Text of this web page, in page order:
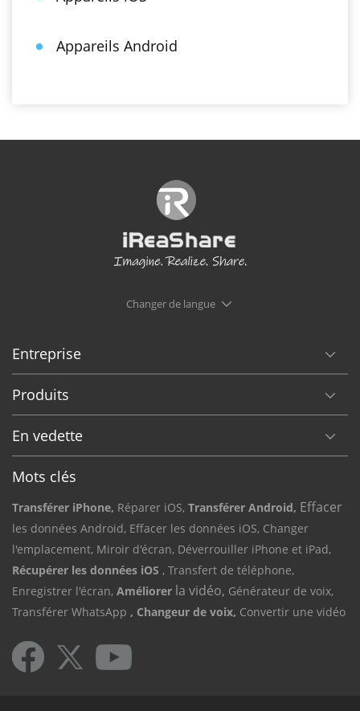
Appareils Android
Changer de langue
Entreprise
Produits
En vedette
Mots clés
Transférer iPhone, Réparer iOS, Transférer Android, Effacer
les données Android, Effacer les données iOS, Changer
l'emplacement, Miroir d'écran, Déverrouiller iPhone et iPad,
Récupérer les données iOS , Transfert de téléphone,
Enregistrer l'écran, Améliorer la vidéo, Générateur de voix,
Transférer WhatsApp , Changeur de voix, Convertir une vidéo